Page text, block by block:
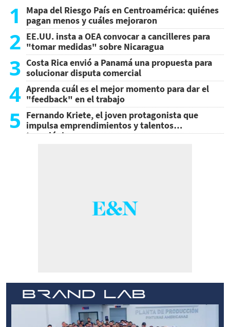
1
Mapa del Riesgo País en Centroamérica: quiénes
pagan menos y cuáles mejoraron
2 EE.UU. insta a OEA convocar a cancilleres para
"tomar medidas" sobre Nicaragua
3 Costa Rica envió a Panamá una propuesta para
solucionar disputa comercial
4 Aprenda cuál es el mejor momento para dar el
"feedback" en el trabajo
5 Fernando Kriete, el joven protagonista que
impulsa emprendimientos y talentos
tecnológicos